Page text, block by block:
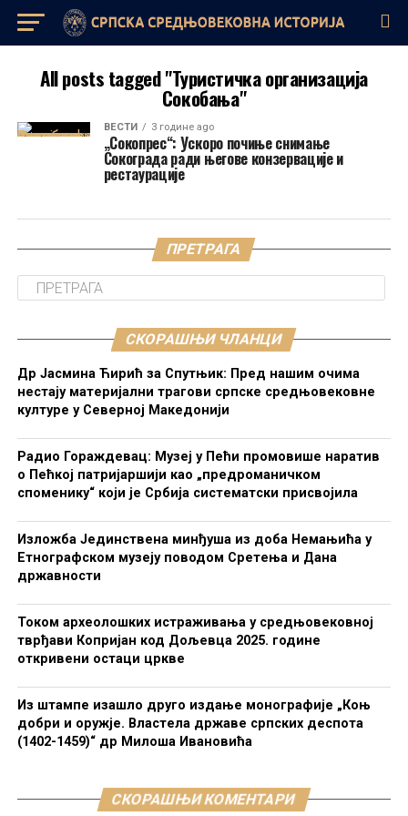
All posts tagged "Туристичка организација
Сокобања"
ВЕСТИ 3 године ago
„Сокопрес“: Ускоро почиње снимање
Сокограда ради његове конзервације и
рестаурације
ПРЕТРАГА
СКОРАШЊИ ЧЛАНЦИ
Др Јасмина Ћирић за Спутњик: Пред нашим очима
нестају материјални трагови српске средњовековне
културе у Северној Македонији
Радио Гораждевац: Музеј у Пећи промовише наратив
о Пећкој патријаршији као „предроманичком
споменику“ који је Србија систематски присвојила
Изложба Јединствена минђуша из доба Немањића у
Етнографском музеју поводом Сретења и Дана
државности
Током археолошких истраживања у средњовековној
тврђави Копријан код Дољевца 2025. године
откривени остаци цркве
Из штампе изашло друго издање монографије „Коњ
добри и оружје. Властела државе српских деспота
(1402-1459)“ др Милоша Ивановића
СКОРАШЊИ КОМЕНТАРИ